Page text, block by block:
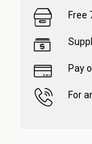
Free
Pay
For